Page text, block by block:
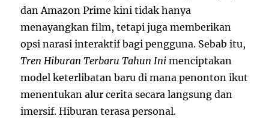
dan Amazon Prime kini tidak hanya
menayangkan film, tetapi juga memberikan
opsi narasi interaktif bagi pengguna. Sebab itu,
Tren Hiburan Terbaru Tahun Ini menciptakan
model keterlibatan baru di mana penonton ikut
menentukan alur cerita secara langsung dan
imersif. Hiburan terasa personal.